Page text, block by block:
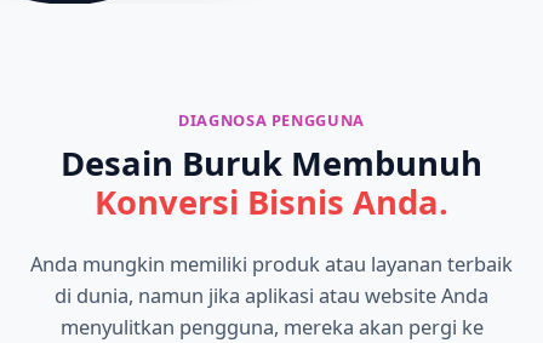
DIAGNOSA PENGGUNA
Desain Buruk Membunuh
Konversi Bisnis Anda.
Anda mungkin memiliki produk atau layanan terbaik
di dunia, namun jika aplikasi atau website Anda
menyulitkan pengguna, mereka akan pergi ke